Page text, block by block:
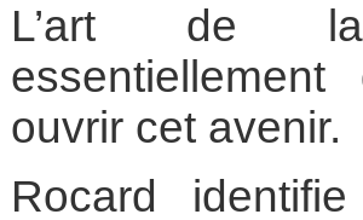
L’art de
ouvrir cet avenir.
Rocard